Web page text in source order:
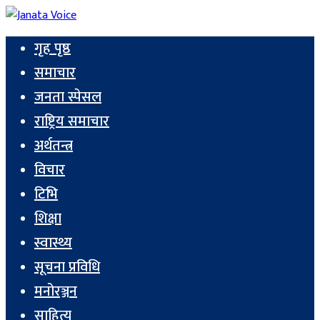
गृह पृष्ठ
समाचार
जनता स्पेसल
राष्ट्रिय समाचार
अर्थतन्त्र
विचार
टिभि
शिक्षा
स्वास्थ्य
सूचना प्रविधि
मनोरञ्जन